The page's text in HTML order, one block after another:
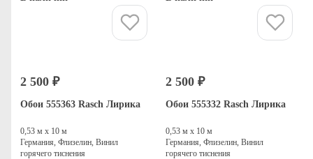
2 500 ₽
Обои 555363 Rasch Лирика
0,53 м х 10 м
Германия, Флизелин, Винил
горячего тиснения
2 500 ₽
Обои 555332 Rasch Лирика
0,53 м х 10 м
Германия, Флизелин, Винил
горячего тиснения